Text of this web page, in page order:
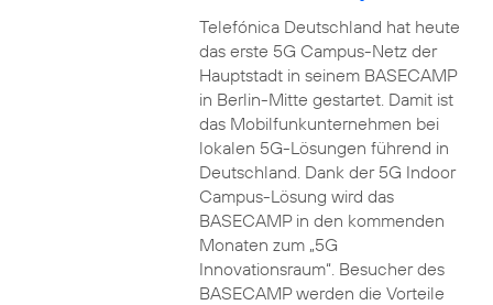
Telefónica Deutschland hat heute
das erste 5G Campus-Netz der
Hauptstadt in seinem BASECAMP
in Berlin-Mitte gestartet. Damit ist
das Mobilfunkunternehmen bei
lokalen 5G-Lösungen führend in
Deutschland. Dank der 5G Indoor
Campus-Lösung wird das
BASECAMP in den kommenden
Monaten zum „5G
Innovationsraum“. Besucher des
BASECAMP werden die Vorteile